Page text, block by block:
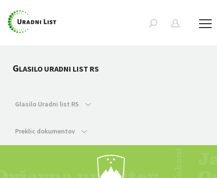
GLASILO URADNI LIST RS
Glasilo Uradni list RS
Preklic dokumentov